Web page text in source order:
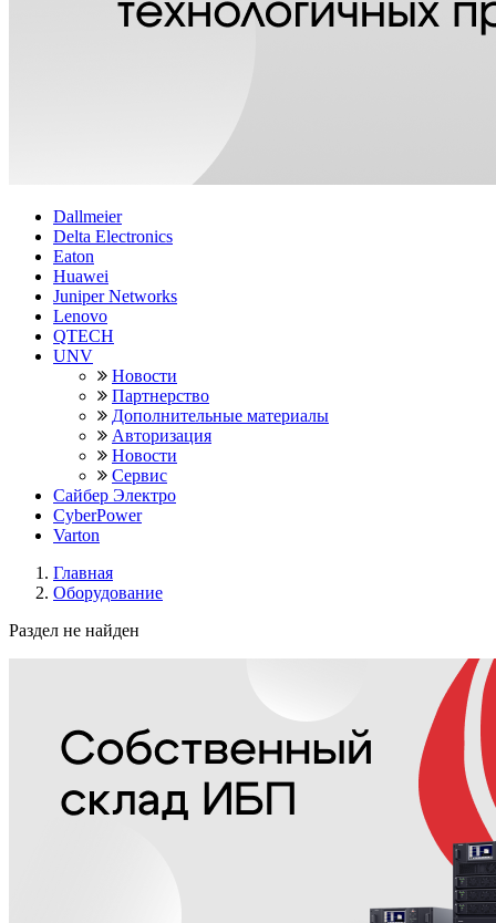
Dallmeier
Delta Electronics
Eaton
Huawei
Juniper Networks
Lenovo
QTECH
UNV
Новости
Партнерство
Дополнительные материалы
Авторизация
Новости
Сервис
Сайбер Электро
CyberPower
Varton
Главная
Оборудование
Раздел не найден